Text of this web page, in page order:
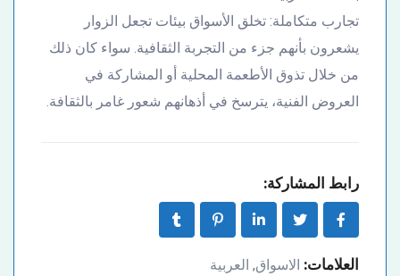
تجارب متكاملة: تخلق الأسواق بيئات تجعل الزوار
يشعرون بأنهم جزء من التجربة الثقافية. سواء كان ذلك
من خلال تذوق الأطعمة المحلية أو المشاركة في
العروض الفنية، يترسخ في أذهانهم شعور غامر بالثقافة.
رابط المشاركة:
العلامات: الاسواق, العربية